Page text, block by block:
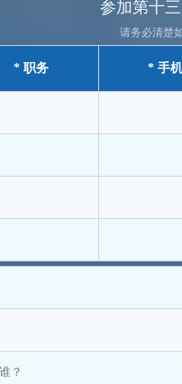
司
司
司
司
参加第十
请务必清楚
* 职务 * 手